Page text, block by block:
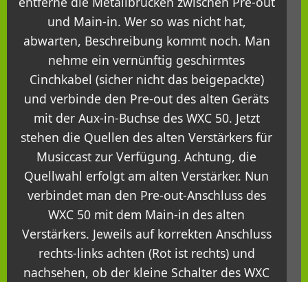
und Main-in. Wer so was nicht hat,
abwarten, Beschreibung kommt noch. Man
nehme ein vernünftig geschirmtes
Cinchkabel (sicher nicht das beigepackte)
und verbinde den Pre-out des alten Geräts
mit der Aux-in-Buchse des WXC 50. Jetzt
stehen die Quellen des alten Verstärkers für
Musiccast zur Verfügung. Achtung, die
Quellwahl erfolgt am alten Verstärker. Nun
verbindet man den Pre-out-Anschluss des
WXC 50 mit dem Main-in des alten
Verstärkers. Jeweils auf korrekten Anschluss
rechts-links achten (Rot ist rechts) und
nachsehen, ob der kleine Schalter des WXC